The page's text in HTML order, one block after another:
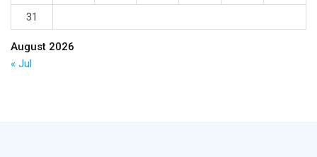
August 2026
31
« Jul